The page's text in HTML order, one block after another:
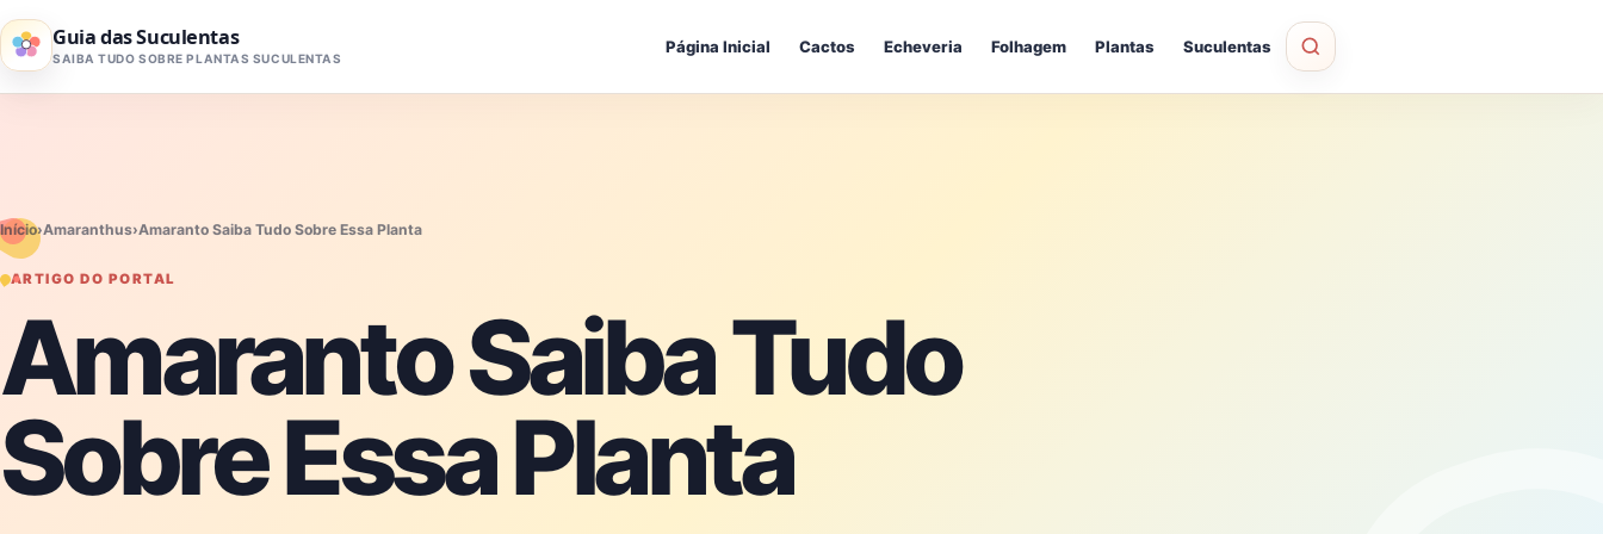
Pular para o conteúdo
Guia das Suculentas
SAIBA TUDO SOBRE PLANTAS SUCULENTAS
Página Inicial Cactos Echeveria Folhagem Plantas Suculentas
Início›Amaranthus›Amaranto Saiba Tudo Sobre Essa Planta
ARTIGO DO PORTAL
Amaranto Saiba Tudo
Sobre Essa Planta